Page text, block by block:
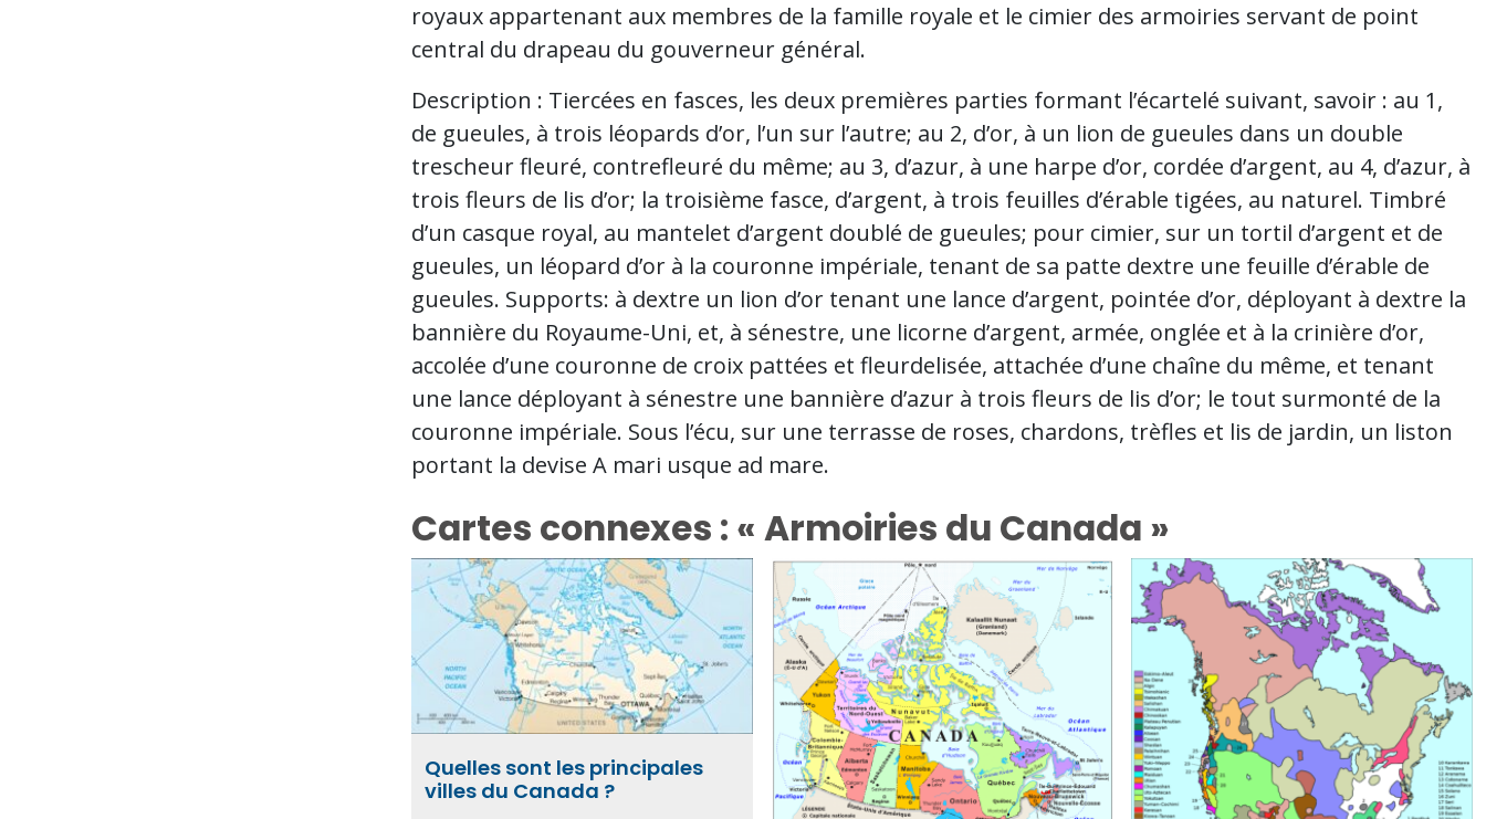
royaux appartenant aux membres de la famille royale et le cimier des armoiries servant de point
central du drapeau du gouverneur général.
Description : Tiercées en fasces, les deux premières parties formant l’écartelé suivant, savoir : au 1,
de gueules, à trois léopards d’or, l’un sur l’autre; au 2, d’or, à un lion de gueules dans un double
trescheur fleuré, contrefleuré du même; au 3, d’azur, à une harpe d’or, cordée d’argent, au 4, d’azur, à
trois fleurs de lis d’or; la troisième fasce, d’argent, à trois feuilles d’érable tigées, au naturel. Timbré
d’un casque royal, au mantelet d’argent doublé de gueules; pour cimier, sur un tortil d’argent et de
gueules, un léopard d’or à la couronne impériale, tenant de sa patte dextre une feuille d’érable de
gueules. Supports: à dextre un lion d’or tenant une lance d’argent, pointée d’or, déployant à dextre la
bannière du Royaume-Uni, et, à sénestre, une licorne d’argent, armée, onglée et à la crinière d’or,
accolée d’une couronne de croix pattées et fleurdelisée, attachée d’une chaîne du même, et tenant
une lance déployant à sénestre une bannière d’azur à trois fleurs de lis d’or; le tout surmonté de la
couronne impériale. Sous l’écu, sur une terrasse de roses, chardons, trèfles et lis de jardin, un liston
portant la devise A mari usque ad mare.
Cartes connexes : « Armoiries du Canada »
Quelles sont les principales
villes du Canada ?